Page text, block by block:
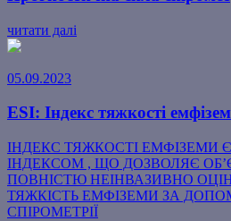
читати далі
05.09.2023
ESI: Індекс тяжкості
ІНДЕКС ТЯЖКОСТІ ЕМФІЗЕМИ
ІНДЕКСОМ , ЩО ДОЗВОЛЯЄ
ПОВНІСТЮ НЕІНВАЗИВНО
ТЯЖКІСТЬ ЕМФІЗЕМИ ЗА
СПІРОМЕТРІЇ